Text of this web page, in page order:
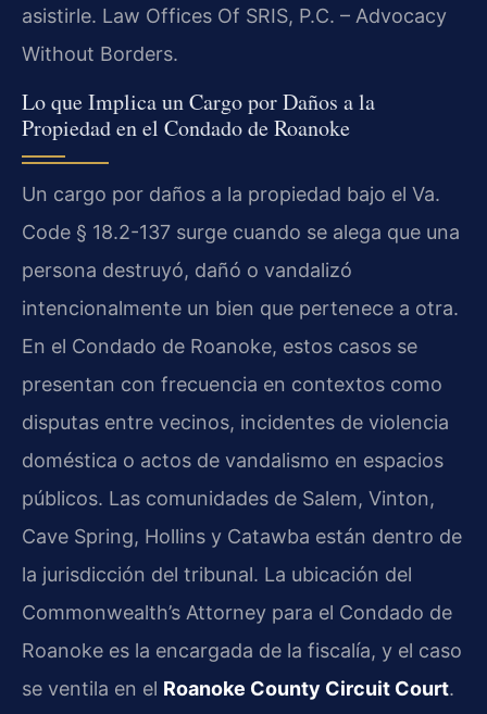
asistirle. Law Offices Of SRIS, P.C. – Advocacy
Without Borders.
Lo que Implica un Cargo por Daños a la
Propiedad en el Condado de Roanoke
Un cargo por daños a la propiedad bajo el Va.
Code § 18.2-137 surge cuando se alega que una
persona destruyó, dañó o vandalizó
intencionalmente un bien que pertenece a otra.
En el Condado de Roanoke, estos casos se
presentan con frecuencia en contextos como
disputas entre vecinos, incidentes de violencia
doméstica o actos de vandalismo en espacios
públicos. Las comunidades de Salem, Vinton,
Cave Spring, Hollins y Catawba están dentro de
la jurisdicción del tribunal. La ubicación del
Commonwealth’s Attorney para el Condado de
Roanoke es la encargada de la fiscalía, y el caso
se ventila en el Roanoke County Circuit Court.